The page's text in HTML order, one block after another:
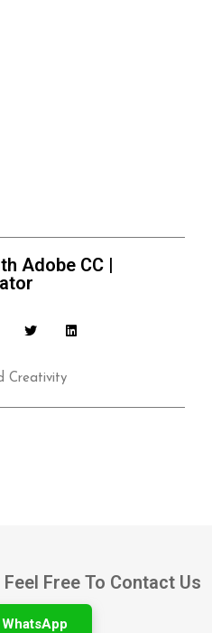
Adobe CC |
Creativity
Free To Contact Us